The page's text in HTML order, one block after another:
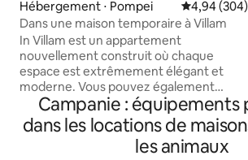
Hébergement ⋅ Pompei Évaluation
4,94 (304)
Dans une maison temporaire à Villam
In Villam est un appartement
nouvellement construit où chaque
espace est extrêmement élégant et
moderne. Vous pouvez également
profiter d'un espace extérieur pour les
animaux de compagnie et un lit bébé est
disponible sur demande. In Villam est un
appartement nouvellement construit,
Campanie : équipements
dans les locations de
les animaux